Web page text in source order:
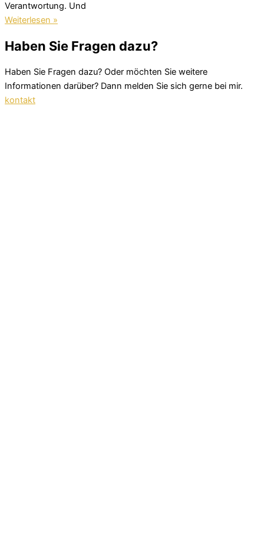
Verantwortung. Und
Weiterlesen »
Haben Sie Fragen dazu?
Haben Sie Fragen dazu? Oder möchten Sie weitere
Informationen darüber? Dann melden Sie sich gerne bei mir.
kontakt